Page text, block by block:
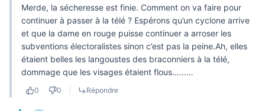
Merde, la sécheresse est finie. Comment on va faire pour
continuer à passer à la télé ? Espérons qu’un cyclone arrive
et que la dame en rouge puisse continuer a arroser les
subventions électoralistes sinon c’est pas la peine.Ah, elles
étaient belles les langoustes des braconniers à la télé,
dommage que les visages étaient flous………
0 0 Répondre